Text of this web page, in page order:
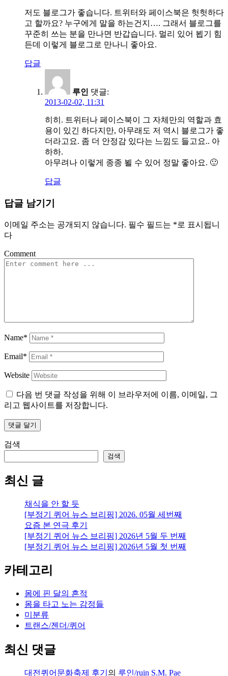
저도 블로그가 좋습니다. 트위터와 페이스북은 헛헛하다
고 할까요? 누구에게 말을 하는건지…. 그래서 블로그를
꾸준히 쓰는 분을 만나면 반갑습니다. 멀리 있어 뵙기 힘
든데 이렇게 블로그로 만나니 좋아요.
답글
루인 댓글:
2013-02-02, 11:31
히히. 트위터나 페이스북이 그 자체만의 역할과 효
용이 있긴 하다지만, 아무래도 저 역시 블로그가 좋
더라고요. 좀 더 안정감 있다는 느낌도 들고요.. 아
하하.
아무려나 이렇게 종종 뵐 수 있어 정말 좋아요. 🙂
답글
답글 남기기
이메일 주소는 공개되지 않습니다. 필수 필드는 *로 표시됩니
다
Comment
Name*
Email*
Website
다음 번 댓글 작성을 위해 이 브라우저에 이름, 이메일, 그
리고 웹사이트를 저장합니다.
검색
검색
최신 글
채식을 안 할 듯
[부정기 퀴어 뉴스 브리핑] 2026. 05월 세번째
요즘 본 연극 후기
[부정기 퀴어 뉴스 브리핑] 2026년 5월 두 번째
[부정기 퀴어 뉴스 브리핑] 2026년 5월 첫 번째
카테고리
몸에 핀 달의 흔적
몸을 타고 노는 감정들
미분류
트랜스/젠더/퀴어
최신 댓글
대전퀴어문화축제 후기 의 루인/ruin S.M. Pae